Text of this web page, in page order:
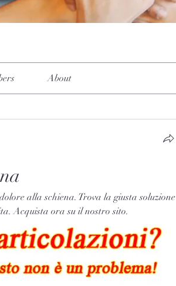
About
alla schiena. Trova la giusta soluzione
Acquista ora su il nostro sito.